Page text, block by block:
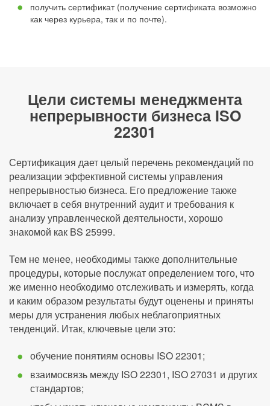
получить сертификат (получение сертификата возможно
как через курьера, так и по почте).
Цели системы менеджмента
непрерывности бизнеса ISO
22301
Сертификация дает целый перечень рекомендаций по
реализации эффективной системы управления
непрерывностью бизнеса. Его предложение также
включает в себя внутренний аудит и требования к
анализу управленческой деятельности, хорошо
знакомой как BS 25999.
Тем не менее, необходимы также дополнительные
процедуры, которые послужат определением того, что
же именно необходимо отслеживать и измерять, когда
и каким образом результаты будут оценены и приняты
меры для устранения любых неблагоприятных
тенденций. Итак, ключевые цели это:
обучение понятиям основы ISO 22301;
взаимосвязь между ISO 22301, ISO 27031 и других
стандартов;